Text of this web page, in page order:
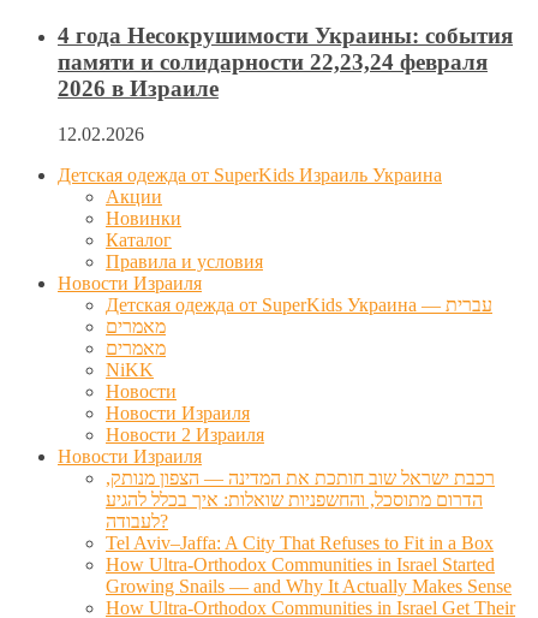
4 года Несокрушимости Украины: события
памяти и солидарности 22,23,24 февраля
2026 в Израиле
12.02.2026
Детская одежда от SuperKids Израиль Украина
Акции
Новинки
Каталог
Правила и условия
Новости Израиля
Детская одежда от SuperKids Украина — עברית
מאמרים
מאמרים
NiKK
Новости
Новости Израиля
Новости 2 Израиля
Новости Израиля
רכבת ישראל שוב חותכת את המדינה — הצפון מנותק,
הדרום מתוסכל, והחשפניות שואלות: איך בכלל להגיע
לעבודה?
Tel Aviv–Jaffa: A City That Refuses to Fit in a Box
How Ultra-Orthodox Communities in Israel Started
Growing Snails — and Why It Actually Makes Sense
How Ultra-Orthodox Communities in Israel Get Their